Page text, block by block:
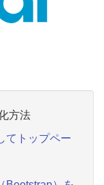
方法
てトップペー